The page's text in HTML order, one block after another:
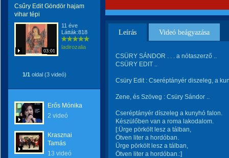
Csűry Edit Göndör hajam
vihar tépi
03:01
11 éve
Látták:818
ladirozalia
1/1 oldal (3 videó)
Erős Mónika
2 videó
Krasznai
Tamás
13 videó
Leírás Videó beágyazása
CSÜRY SÁNDOR . . . a nótaszerző ..
CSÜRY EDIT ..
Csüry Edit : Cseréptányér diszeleg, a
Zene, és Szöveg : Csüry Sándor ..
Cseréptányér díszeleg a kunyhó falon.
Készülőben van a roma lakodalom.
[:Ürge pörkölt lesz a tálban,
Ötven liter a hordóban.
Ürge pörkölt lesz a tálban,
Ötven liter a hordóban.:]